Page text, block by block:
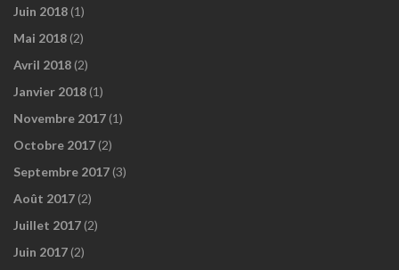
Juin 2018 (1)
Mai 2018 (2)
Avril 2018 (2)
Janvier 2018 (1)
Novembre 2017 (1)
Octobre 2017 (2)
Septembre 2017 (3)
Août 2017 (2)
Juillet 2017 (2)
Juin 2017 (2)